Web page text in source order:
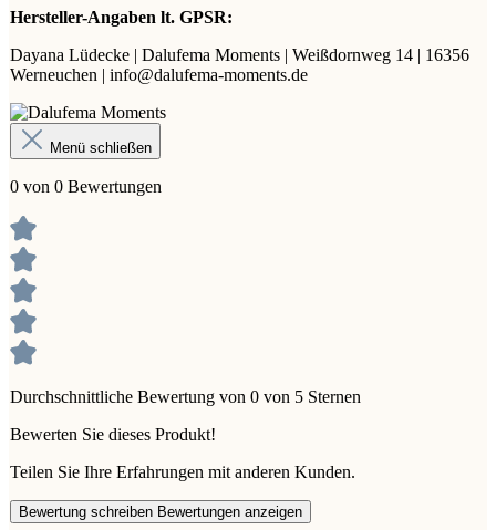
Hersteller-Angaben lt. GPSR:
Dayana Lüdecke | Dalufema Moments | Weißdornweg 14 | 16356
Werneuchen | info@dalufema-moments.de
Menü schließen
0 von 0 Bewertungen
Durchschnittliche Bewertung von 0 von 5 Sternen
Bewerten Sie dieses Produkt!
Teilen Sie Ihre Erfahrungen mit anderen Kunden.
Bewertung schreiben Bewertungen anzeigen